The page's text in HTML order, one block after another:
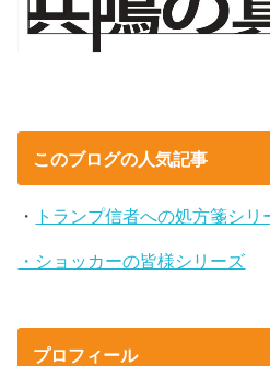
このブログの人気記事
・ トランプ信者への処方箋シ
・ショッカーの皆様シリーズ
プロフィール